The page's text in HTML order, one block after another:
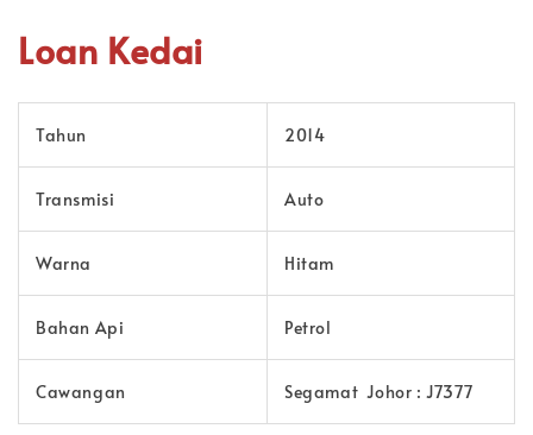
Loan Kedai
Tahun 2014
Transmisi Auto
Warna Hitam
Bahan Api Petrol
Cawangan Segamat Johor : J7377